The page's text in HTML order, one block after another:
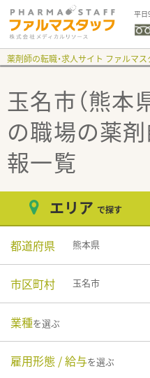
平日
薬剤師の転職・求人サイト ファルマス
玉名市（熊本
の職場の薬
報一覧
エリア で探す
都道府県 熊本県
市区町村 玉名市
業種を選ぶ
雇用形態 / 給与を選ぶ